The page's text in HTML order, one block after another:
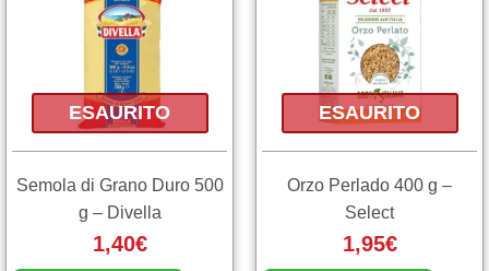
ESAURITO
Semola di Grano Duro 500
g – Divella
1,40€
ESAURITO
Orzo Perlado 400 g –
Select
1,95€